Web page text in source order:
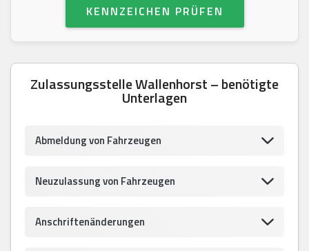
KENNZEICHEN PRÜFEN
Zulassungsstelle Wallenhorst – benötigte
Unterlagen
Abmeldung von Fahrzeugen
Neuzulassung von Fahrzeugen
Anschriftenänderungen